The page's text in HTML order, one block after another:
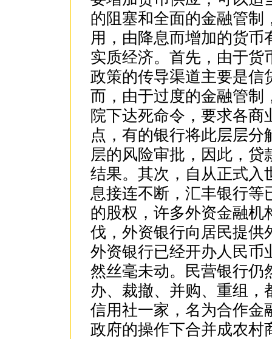
的阻塞和全面的金融管制
用，由降息而增加的货
实质经济。首先，由于货
政策的传导渠道主要是信
而，由于过度的金融管制
院下达死命令，要求各
点，有的银行将此层层
层的风险审批，因此，
结果。其次，自从正式入
息接连不断，汇丰银行等
的股权，许多外资金融机
伐，外资银行向居民提供
外资银行已经开办人民币
然丝毫未动。民营银行仍
办、裁撤、并购、重组
信用社一家，名为合作金
政府的操作下合并成农村